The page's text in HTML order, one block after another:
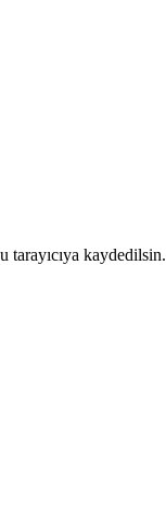
tarayıcıya kaydedilsin.